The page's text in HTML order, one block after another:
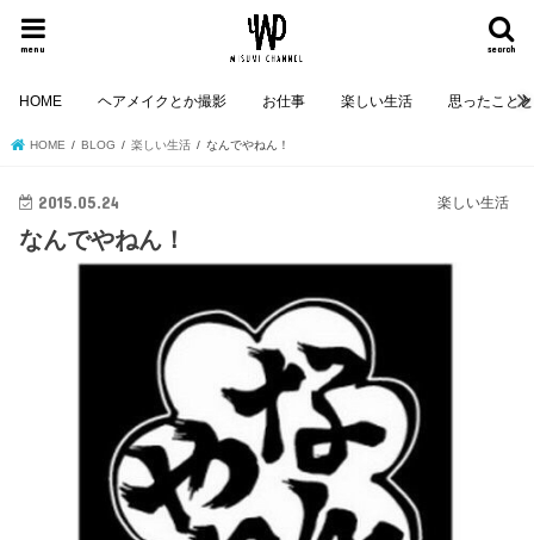
search
menu
HOME ヘアメイクとか撮影 お仕事 楽しい生活 思ったこと
HOME BLOG 楽しい生活 なんでやねん！
楽しい生活
2015.05.24
なんでやねん！